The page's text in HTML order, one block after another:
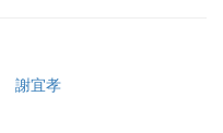
謝宜孝